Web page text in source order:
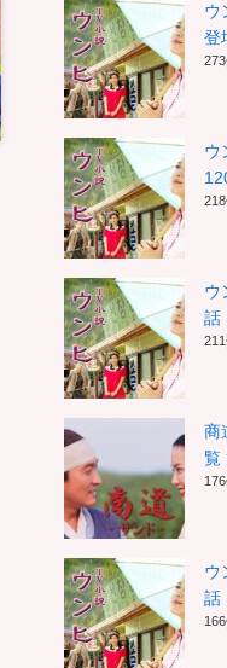
ウ
登
ウ
ウ
話
商
覧
ウ
話